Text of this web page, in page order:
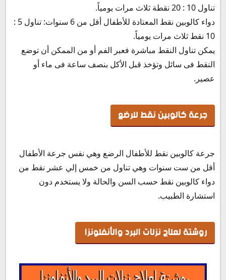
تناول 10 : 20 نقطة ثلاث مرات يومياً.
دواء كالوبين نقط المعتادة للأطفال أقل من 6 سنوات: تناول 5 :
10 نقط ثلاث مرات يومياً.
يمكن تناول النقط مباشرة فعبر الفم أو من الممكن أن توضع
النقط فى سائل وتؤخذ قبل الأكل بنصف ساعة فى ماء أو
عصير.
جرعة كالوبين نقط للرضع
جرعة كالوبين نقط للأطفال الرضع وهي نفس جرعة الأطفال
أقل من ست سنوات وهي تناول من خمس إلي عشر نقط من
دواء كالوبين نقط حسب السن والحالة ولا يستخدم دون
استشارة الطبيب.
روشتة لعلاج نزلات البرد والأنفلونزا